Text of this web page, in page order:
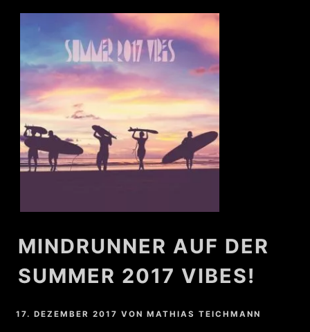
MINDRUNNER AUF DER
SUMMER 2017 VIBES!
17. DEZEMBER 2017 VONMATHIAS TEICHMANN